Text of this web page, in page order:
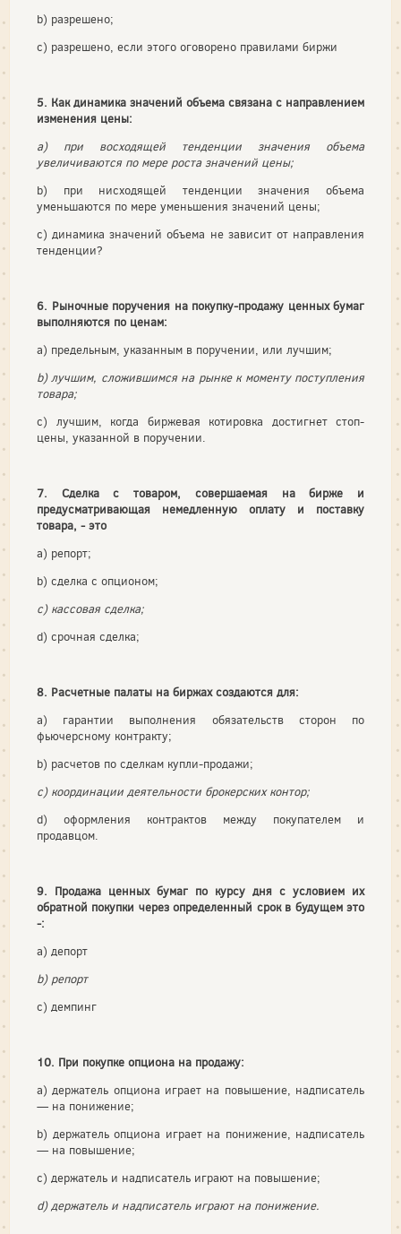
b) разрешено;
с) разрешено, если этого оговорено правилами биржи
5. Как динамика значений объема связана с направлением
изменения цены:
a) при восходящей тенденции значения объема
увеличиваются по мере роста значений цены;
b) при нисходящей тенденции значения объема
уменьшаются по мере уменьшения значений цены;
c) динамика значений объема не зависит от направления
тенденции?
6. Рыночные поручения на покупку-продажу ценных бумаг
выполняются по ценам:
a) предельным, указанным в поручении, или лучшим;
b) лучшим, сложившимся на рынке к моменту поступления
товара;
c) лучшим, когда биржевая котировка достигнет стоп-
цены, указанной в поручении.
7. Сделка с товаром, совершаемая на бирже и
предусматривающая немедленную оплату и поставку
товара, - это
a) репорт;
b) сделка с опционом;
c) кассовая сделка;
d) срочная сделка;
8. Расчетные палаты на биржах создаются для:
a) гарантии выполнения обязательств сторон по
фьючерсному контракту;
b) расчетов по сделкам купли-продажи;
c) координации деятельности брокерских контор;
d) оформления контрактов между покупателем и
продавцом.
9. Продажа ценных бумаг по курсу дня с условием их
обратной покупки через определенный срок в будущем это
-:
а) депорт
b) репорт
c) демпинг
10. При покупке опциона на продажу:
a) держатель опциона играет на повышение, надписатель
— на понижение;
b) держатель опциона играет на понижение, надписатель
— на повышение;
c) держатель и надписатель играют на повышение;
d) держатель и надписатель играют на понижение.